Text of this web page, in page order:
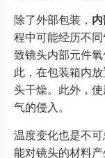
除了外部包装，
程中可能经历不
致镜头内部元件
此，在包装箱内
头干燥。此外，
气的侵入。
温度变化也是不
能对镜头的材料